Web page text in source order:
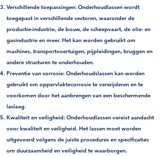
Verschillende toepassingen: Onderhoudlassen wordt
toegepast in verschillende sectoren, waaronder de
productie-industrie, de bouw, de scheepvaart, de olie- en
gasindustrie en meer. Het kan worden gebruikt om
machines, transportvoertuigen, pijpleidingen, bruggen en
andere structuren te onderhouden.
Preventie van corrosie: Onderhoudslassen kan worden
gebruikt om oppervlaktecorrosie te verwijderen en te
voorkomen door het aanbrengen van een beschermende
laslaag.
Kwaliteit en veiligheid: Onderhoudlassen vereist aandacht
voor kwaliteit en veiligheid. Het lassen moet worden
uitgevoerd volgens de juiste procedures en specificaties
om duurzaamheid en veiligheid te waarborgen.